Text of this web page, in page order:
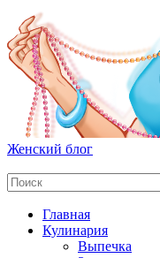
Женский блог
Главная
Кулинария
Выпечка